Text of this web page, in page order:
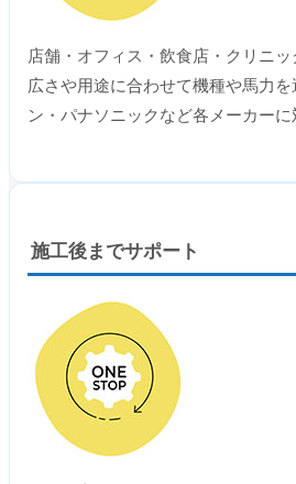
店舗・オフィス・飲食店・クリニ
広さや用途に合わせて機種や馬力
ン・パナソニックなど各メーカーに
施工後までサポート